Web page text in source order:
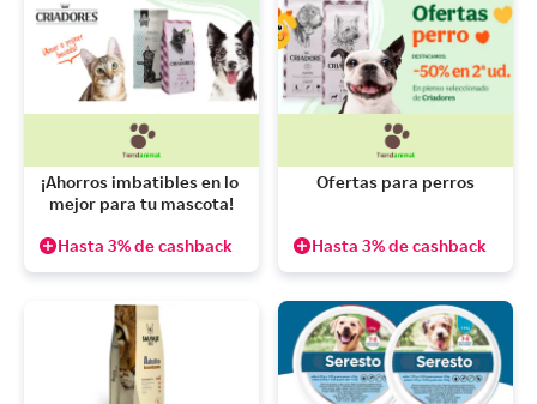
¡Ahorros imbatibles en lo
mejor para tu mascota!
Hasta 3% de cashback
Ofertas para perros
Hasta 3% de cashback